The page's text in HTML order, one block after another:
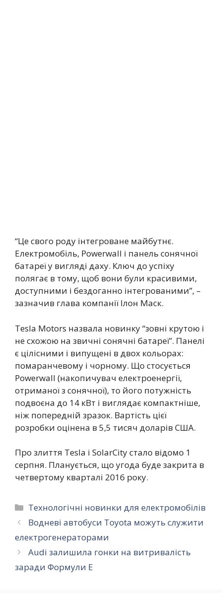
“Це свого роду інтегроване майбутнє.
Електромобіль, Powerwall і панель сонячної
батареї у вигляді даху. Ключ до успіху
полягає в тому, щоб вони були красивими,
доступними і бездоганно інтегрованими”, –
зазначив глава компанії Ілон Маск.
Tesla Motors назвала новинку “зовні крутою і
не схожою на звичні сонячні батареї”. Панелі
є цілісними і випущені в двох кольорах:
помаранчевому і чорному. Що стосується
Powerwall (накопичувач електроенергії,
отриманої з сонячної), то його потужність
подвоєна до 14 кВт і виглядає компактніше,
ніж попередній зразок. Вартість цієї
розробки оцінена в 5,5 тисяч доларів США.
Про злиття Tesla і SolarCity стало відомо 1
серпня. Планується, що угода буде закрита в
четвертому кварталі 2016 року.
Категорії
Технологічні новинки для електромобілів
Водневі автобуси Toyota можуть служити
електрогенераторами
Audi залишила гонки на витривалість
заради Формули E